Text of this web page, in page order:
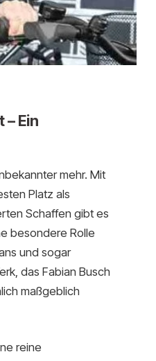
Ein
mehr. Mit
Platz als
Schaffen gibt es
besondere Rolle
und sogar
das Fabian Busch
maßgeblich
reine